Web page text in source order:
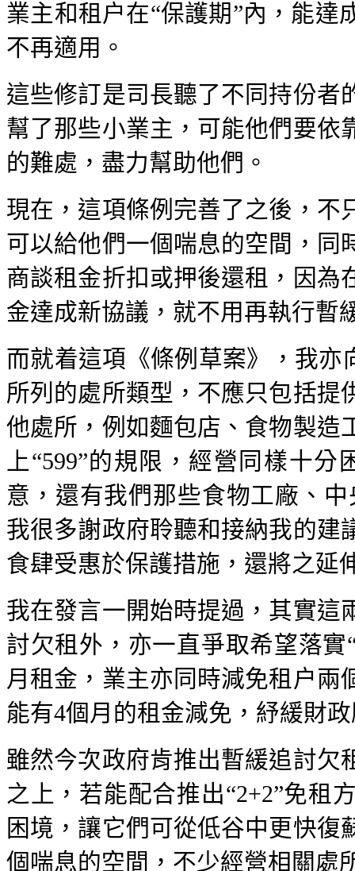
業主和租户在“保護期”內，能
不再適用。
這些修訂是司長聽了不同持份者
幫了那些小業主，可能他們要依
的難處，盡力幫助他們。
現在，這項條例完善了之後，不
可以給他們一個喘息的空間，同
商談租金折扣或押後還租，因為
金達成新協議，就不用再執行暫
而就着這項《條例草案》，我
所列的處所類型，不應只包括提
他處所，例如麵包店、食物製造
上“599”的規限，經營同樣十
意，還有我們那些食物工廠、
我很多謝政府聆聽和接納我的建
食肆受惠於保護措施，還將之延
我在發言一開始時提過，其實這
討欠租外，亦一直爭取希望落
月租金，業主亦同時減免租户兩
能有4個月的租金減免，紓緩財
雖然今次政府肯推出暫緩追討欠
之上，若能配合推出“2+2”免租
困境，讓它們可從低谷中更快
個喘息的空間，不少經營相關處